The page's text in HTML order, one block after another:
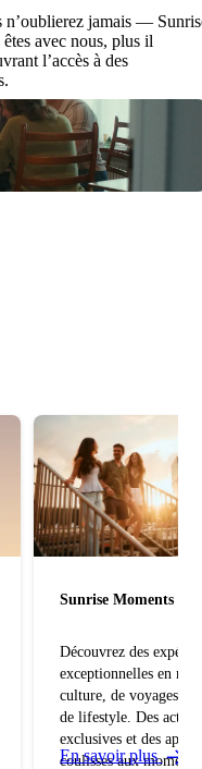
n’oublierez jamais —
avec nous, plus il
l’accès à des
Sunrise Moments
Découvrez des
exceptionnelles en
culture, de voyages,
de lifestyle. Des
exclusives et des
coulisses aux
En savoir plus